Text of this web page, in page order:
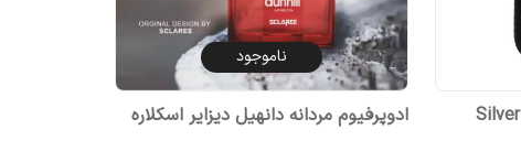
ادوپرفیوم جیبی مردانه مدل Silver
ناموجود
ادوپرفیوم مردانه دانهیل دیزایر اسکلاره